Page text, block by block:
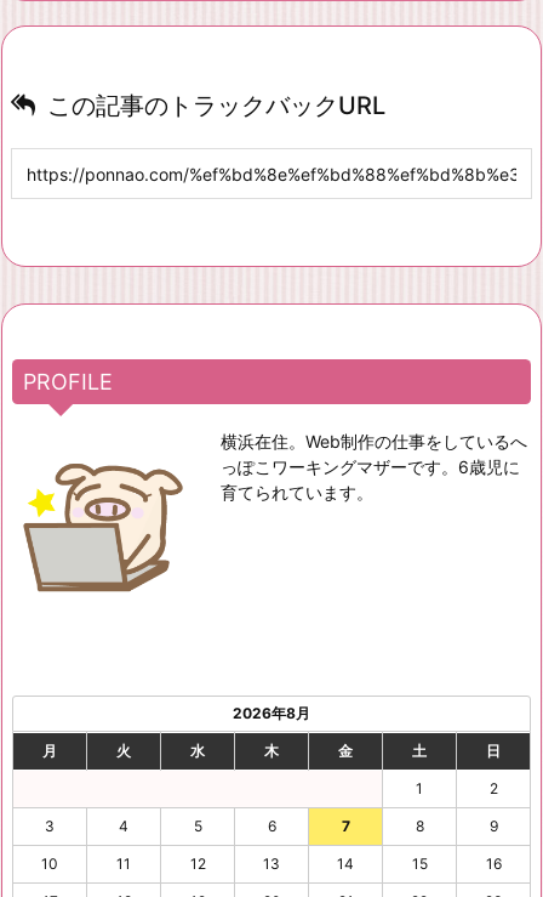
この記事のトラックバックURL
PROFILE
横浜在住。Web制作の仕事をしているへ
っぽこワーキングマザーです。6歳児に
育てられています。
2026年8月
月 火 水 木 金 土 日
1 2
3 4 5 6 7 8 9
10 11 12 13 14 15 16